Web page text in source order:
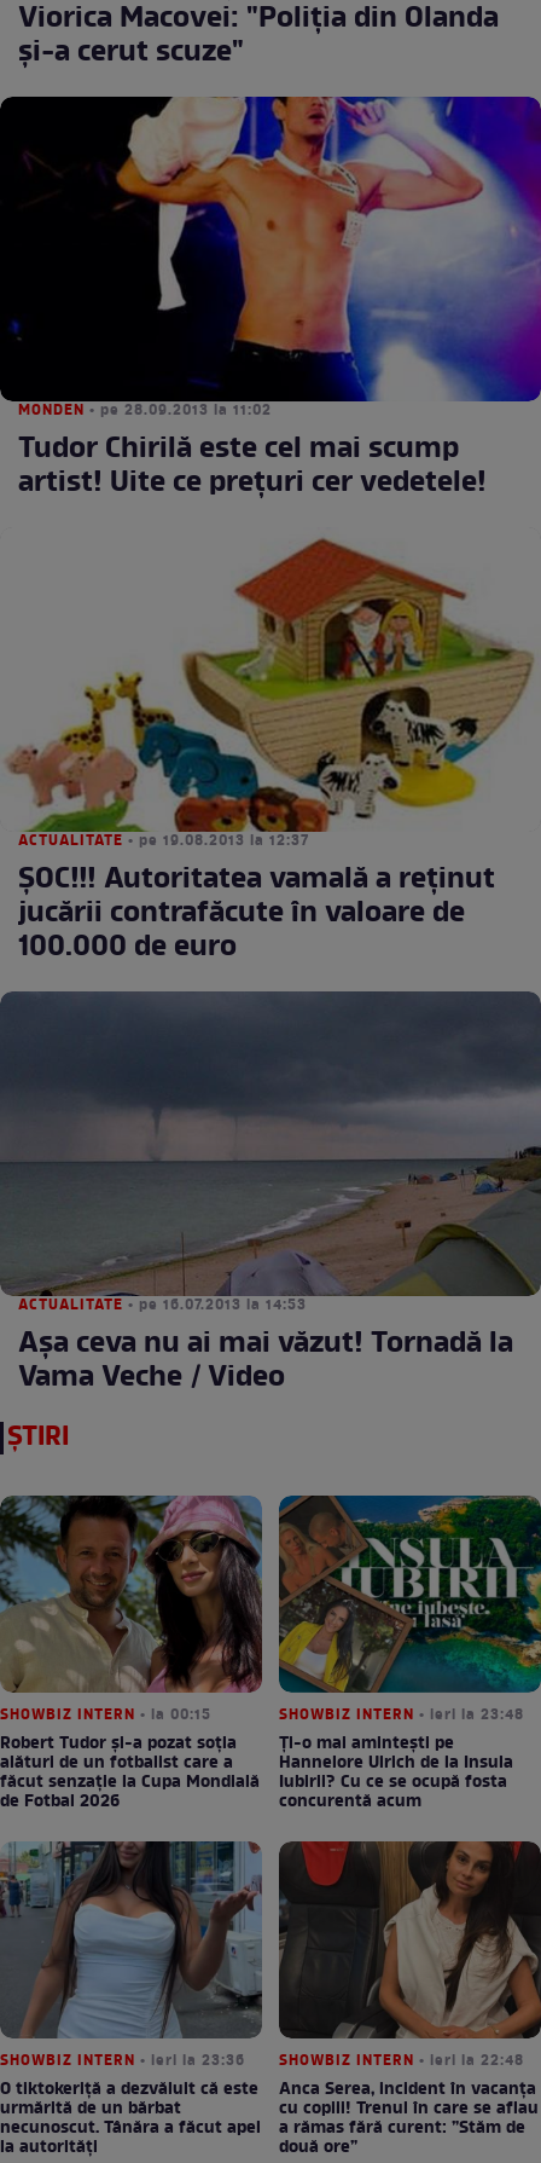
Viorica Macovei: "Poliţia din Olanda
şi-a cerut scuze"
MONDEN • pe 28.09.2013 la 11:02
Tudor Chirilă este cel mai scump
artist! Uite ce preţuri cer vedetele!
ACTUALITATE • pe 19.08.2013 la 12:37
ŞOC!!! Autoritatea vamală a reţinut
jucării contrafăcute în valoare de
100.000 de euro
ACTUALITATE • pe 16.07.2013 la 14:53
Aşa ceva nu ai mai văzut! Tornadă la
Vama Veche / Video
ȘTIRI
SHOWBIZ INTERN • la 00:15
Robert Tudor și-a pozat soția
alături de un fotbalist care a
făcut senzație la Cupa Mondială
de Fotbal 2026
SHOWBIZ INTERN • ieri la 23:48
Ți-o mai amintești pe
Hannelore Ulrich de la Insula
Iubirii? Cu ce se ocupă fosta
concurentă acum
SHOWBIZ INTERN • ieri la 23:36
O tiktokeriță a dezvăluit că este
urmărită de un bărbat
necunoscut. Tânăra a făcut apel
la autorități
SHOWBIZ INTERN • ieri la 22:48
Anca Serea, incident în vacanța
cu copiii! Trenul în care se aflau
a rămas fără curent: ”Stăm de
două ore”